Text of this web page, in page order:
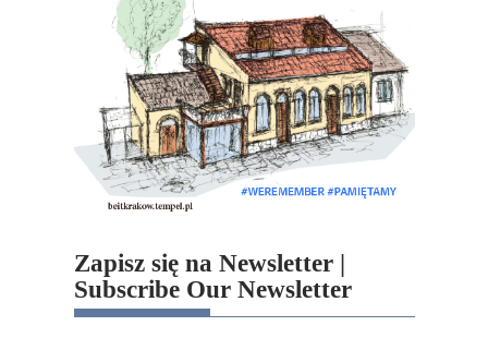
Zapisz się na Newsletter |
Subscribe Our Newsletter